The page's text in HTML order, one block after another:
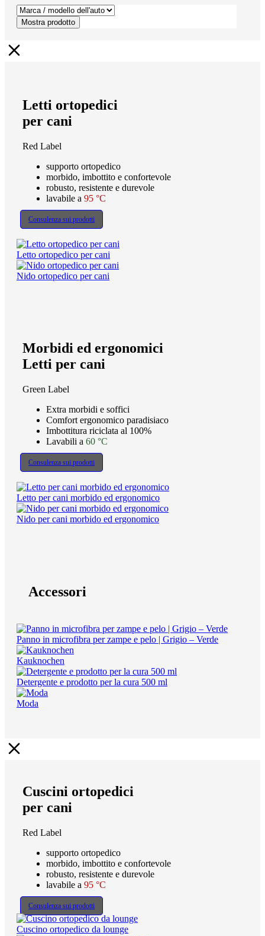
Mostra prodotto
Letti ortopedici
per cani
Red Label
supporto ortopedico
morbido, imbottito e confortevole
robusto, resistente e durevole
lavabile a 95 °C
Consulenza sui prodotti
Letto ortopedico per cani
Nido ortopedico per cani
Morbidi ed ergonomici
Letti per cani
Green Label
Extra morbidi e soffici
Comfort ergonomico paradisiaco
Imbottitura riciclata al 100%
Lavabili a 60 °C
Consulenza sui prodotti
Letto per cani morbido ed ergonomico
Nido per cani morbido ed ergonomico
Accessori
Panno in microfibra per zampe e pelo | Grigio – Verde
Kauknochen
Detergente e prodotto per la cura 500 ml
Moda
Cuscini ortopedici
per cani
Red Label
supporto ortopedico
morbido, imbottito e confortevole
robusto, resistente e durevole
lavabile a 95 °C
Consulenza sui prodotti
Cuscino ortopedico da lounge